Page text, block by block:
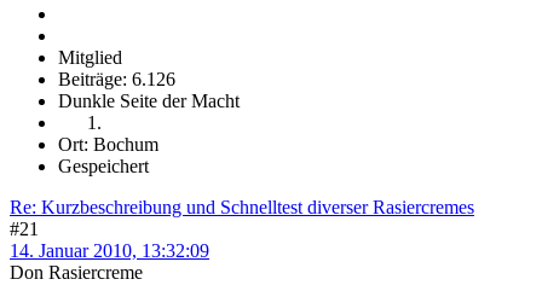
Mitglied
Beiträge: 6.126
Dunkle Seite der Macht
Ort: Bochum
Gespeichert
Re: Kurzbeschreibung und Schnelltest diverser Rasiercremes
#21
14. Januar 2010, 13:32:09
Don Rasiercreme